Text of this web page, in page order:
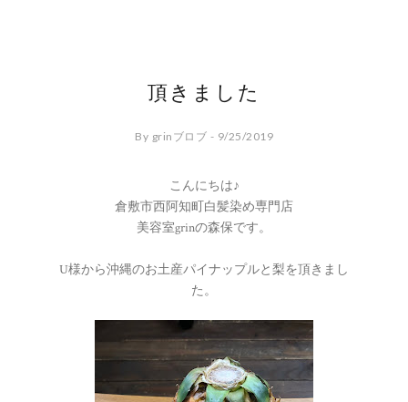
頂きました
By grinブロブ - 9/25/2019
こんにちは♪
倉敷市西阿知町白髪染め専門店
美容室grinの森保です。
U様から沖縄のお土産パイナップルと梨を頂きまし
た。